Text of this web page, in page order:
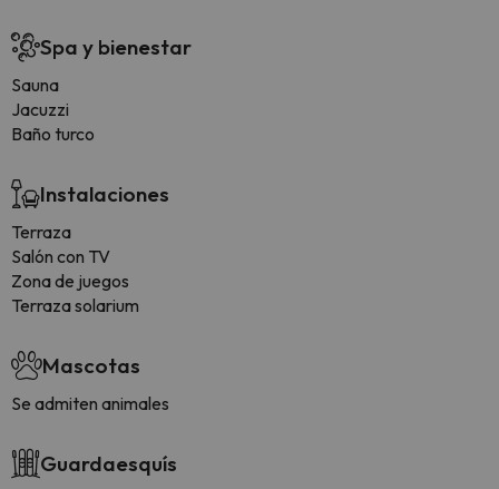
Spa y bienestar
Sauna
Jacuzzi
Baño turco
Instalaciones
Terraza
Salón con TV
Zona de juegos
Terraza solarium
Mascotas
Se admiten animales
Guardaesquís